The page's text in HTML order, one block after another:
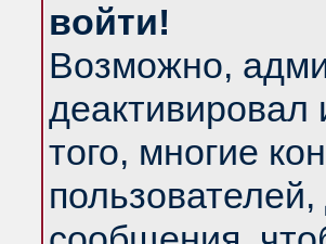
войти!
Возможно,
того, многие